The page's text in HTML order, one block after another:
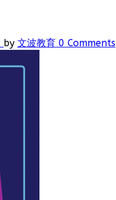
by 文波教育 0 Comments